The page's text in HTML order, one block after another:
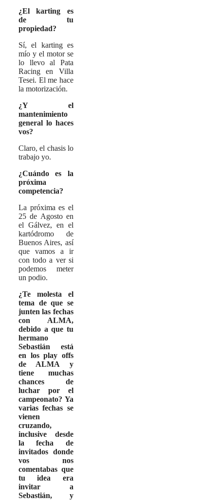
¿El karting es
de tu
propiedad?
Sí, el karting es
mío y el motor se
lo llevo al Pata
Racing en Villa
Tesei. El me hace
la motorización.
¿Y el
mantenimiento
general lo haces
vos?
Claro, el chasis lo
trabajo yo.
¿Cuándo es la
próxima
competencia?
La próxima es el
25 de Agosto en
el Gálvez, en el
kartódromo de
Buenos Aires, así
que vamos a ir
con todo a ver si
podemos meter
un podio.
¿Te molesta el
tema de que se
junten las fechas
con ALMA,
debido a que tu
hermano
Sebastián está
en los play offs
de ALMA y
tiene muchas
chances de
luchar por el
campeonato? Ya
varias fechas se
vienen
cruzando,
inclusive desde
la fecha de
invitados donde
vos nos
comentabas que
tu idea era
invitar a
Sebastián, y